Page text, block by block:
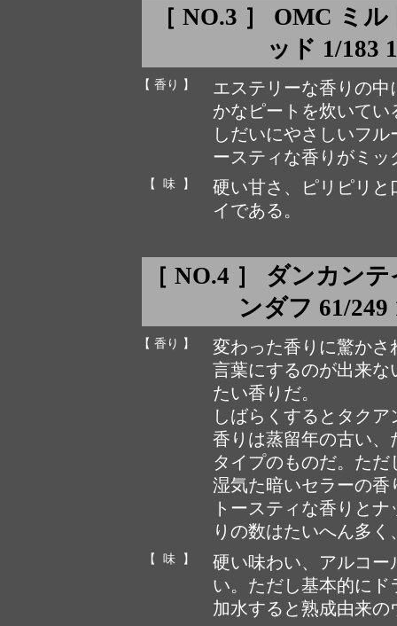
［ NO.3 ］ OMC ミ
ッド 1/183
【 香り 】
エステリーな香りの
かなピートを炊いてい
しだいにやさしいフ
ースティな香りがミッ
【 味 】
硬い甘さ、ピリピリ
イである。
［ NO.4 ］ ダンカン
ンダフ 61/249
【 香り 】
変わった香りに驚か
言葉にするのが出来
たい香りだ。
しばらくするとタクア
香りは蒸留年の古い、
タイプのものだ。た
湿気た暗いセラーの香
トースティな香りと
りの数はたいへん多
【 味 】
硬い味わい、アルコ
い。ただし基本的にド
加水すると熟成由来